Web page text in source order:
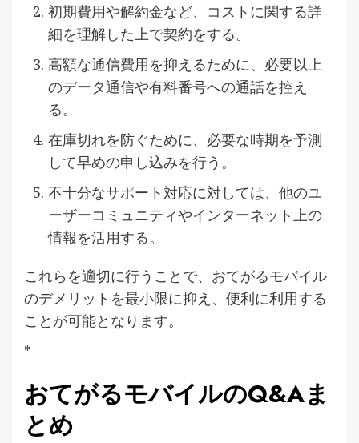
初期費用や解約金など、コストに関する詳
細を理解した上で契約をする。
高額な通信費用を抑えるために、必要以上
のデータ通信や有料番号への通話を控え
る。
在庫切れを防ぐために、必要な時期を予測
して早めの申し込みを行う。
不十分なサポート対応に対しては、他のユ
ーザーコミュニティやインターネット上の
情報を活用する。
これらを適切に行うことで、おてがるモバイル
のデメリットを最小限に抑え、便利に利用する
ことが可能となります。
*
おてがるモバイルのQ&Aま
とめ